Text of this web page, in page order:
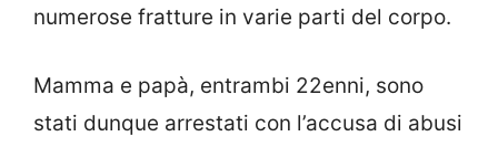
numerose fratture in varie parti del corpo.
Mamma e papà, entrambi 22enni, sono
stati dunque arrestati con l’accusa di abusi